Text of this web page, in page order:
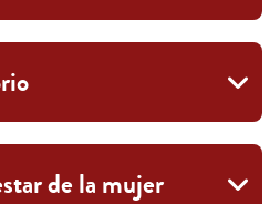
de la mujer